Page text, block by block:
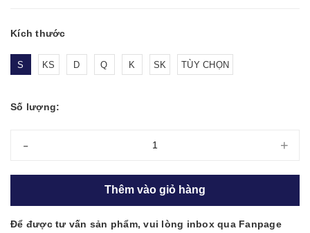
Kích thước
S KS D Q K SK TÙY CHỌN
Số lượng:
- +
Thêm vào giỏ hàng
Để được tư vấn sản phẩm, vui lòng inbox qua Fanpage